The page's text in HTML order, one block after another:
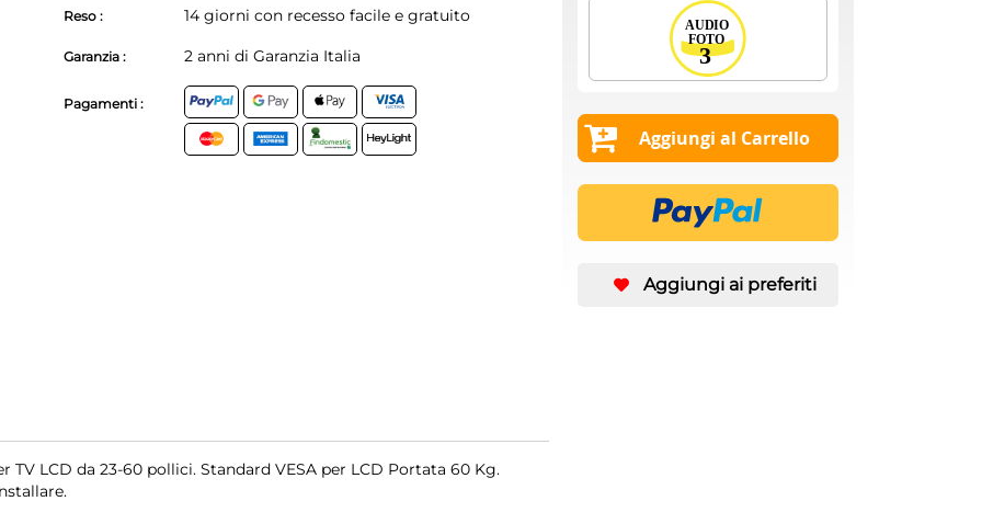
Reso : 14 giorni con recesso facile e gratuito
Garanzia : 2 anni di Garanzia Italia
Pagamenti :
Aggiungi al Carrello
Aggiungi ai preferiti
TV LCD da 23-60 pollici. Standard VESA per LCD Portata 60 Kg.